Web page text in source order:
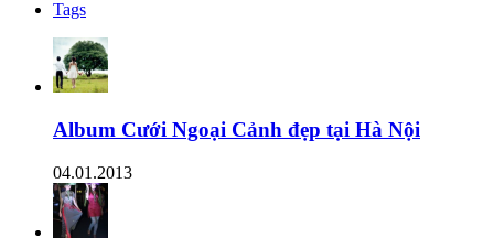
Tags
Album Cưới Ngoại Cảnh đẹp tại Hà Nội
04.01.2013